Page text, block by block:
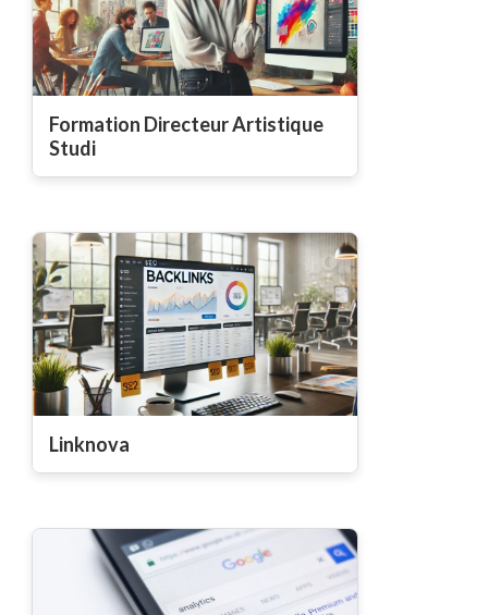
Formation Directeur Artistique
Studi
Linknova